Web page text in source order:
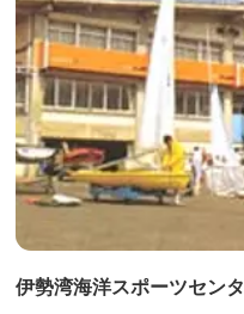
伊勢湾海洋スポーツセン